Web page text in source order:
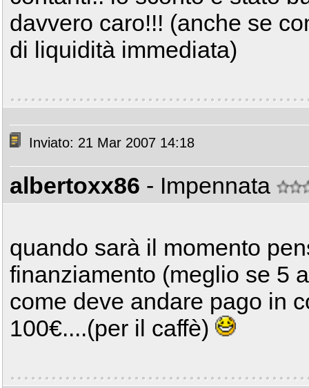
davvero caro!!! (anche se
di liquidità immediata)
Inviato: 21 Mar 2007 14:18
albertoxx86 - Impennata
quando sarà il momento
finanziamento (meglio se 5
come deve andare pago in
100€....(per il caffè)